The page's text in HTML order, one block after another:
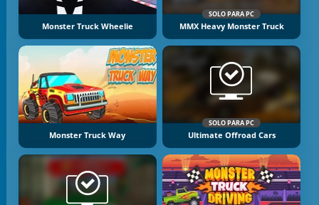
Monster Truck Wheelie
SOLO PARA PC
MMX Heavy Monster Truck
Monster Truck Way
SOLO PARA PC
Ultimate Offroad Cars